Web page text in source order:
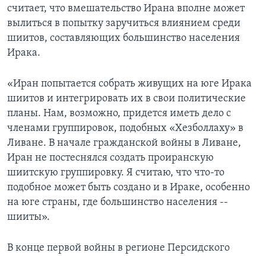
считает, что вмешательство Ирана вполне может
вылиться в попытку заручиться влиянием среди
шиитов, составляющих большинство населения
Ирака.
«Иран попытается собрать живущих на юге Ирака
шиитов и интегрировать их в свои политические
планы. Нам, возможно, придется иметь дело с
членами группировок, подобных «Хезболлаху» в
Ливане. В начале гражданской войны в Ливане,
Иран не постеснялся создать проиранскую
шиитскую группировку. Я считаю, что что-то
подобное может быть создано и в Ираке, особенно
на юге страны, где большинство населения --
шииты».
В конце первой войны в регионе Персидского